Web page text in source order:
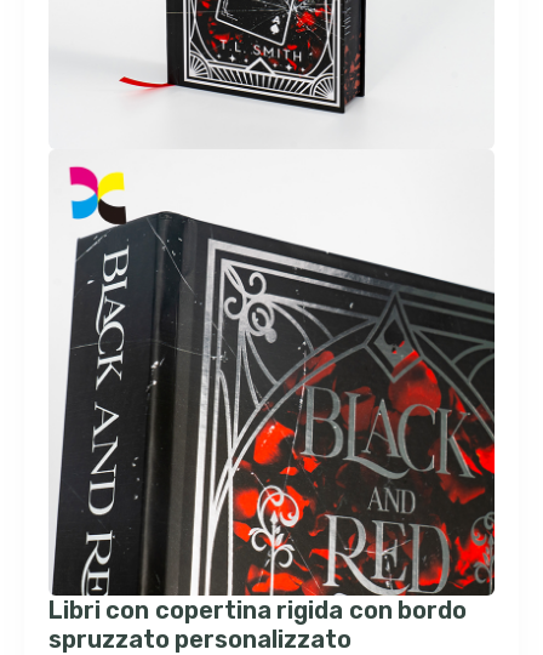
Libri con copertina rigida con bordo
spruzzato personalizzato